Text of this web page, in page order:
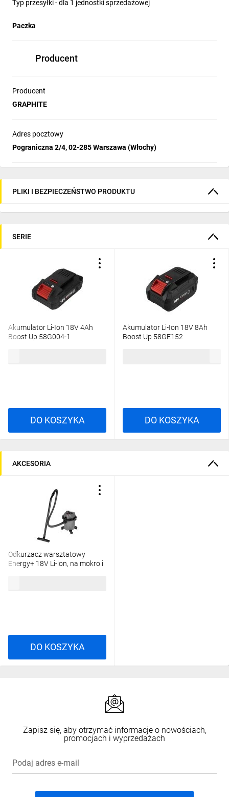
Typ przesyłki - dla 1 jednostki sprzedażowej
Paczka
Producent
Producent
GRAPHITE
Adres pocztowy
Pograniczna 2/4, 02-285 Warszawa (Włochy)
PLIKI I BEZPIECZEŃSTWO PRODUKTU
SERIE
Akumulator Li-Ion 18V 4Ah
Boost Up 58G004-1
DO KOSZYKA
Akumulator Li-Ion 18V 8Ah
Boost Up 58GE152
DO KOSZYKA
AKCESORIA
Odkurzacz warsztatowy
Energy+ 18V Li-lon, na mokro i
DO KOSZYKA
Zapisz się, aby otrzymać informacje o nowościach,
promocjach i wyprzedażach
Podaj adres e-mail